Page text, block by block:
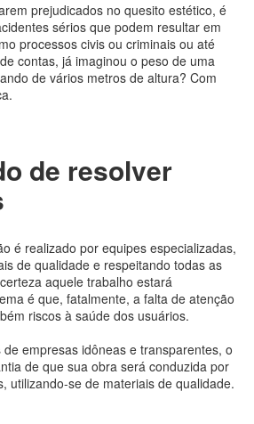
prejudicados no quesito estético, é
sérios que podem resultar em
processos civis ou criminais ou até
contas, já imaginou o peso de uma
de vários metros de altura? Com
de resolver
é realizado por equipes especializadas,
de qualidade e respeitando todas as
aquele trabalho estará
é que, fatalmente, a falta de atenção
riscos à saúde dos usuários.
empresas idôneas e transparentes, o
de que sua obra será conduzida por
utilizando-se de materiais de qualidade.